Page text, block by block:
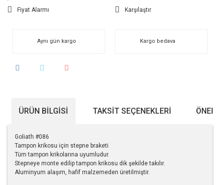
Fiyat Alarmı
Karşılaştır
Aynı gün kargo Kargo bedava
ÜRÜN BILGISI TAKSIT SEÇENEKLERI
Goliath #086
Tampon krikosu için stepne braketi
Tüm tampon krikolarına uyumludur.
Stepneye monte edilip tampon krikosu dik şekilde takılır.
Aluminyum alaşım, hafif malzemeden üretilmiştir.